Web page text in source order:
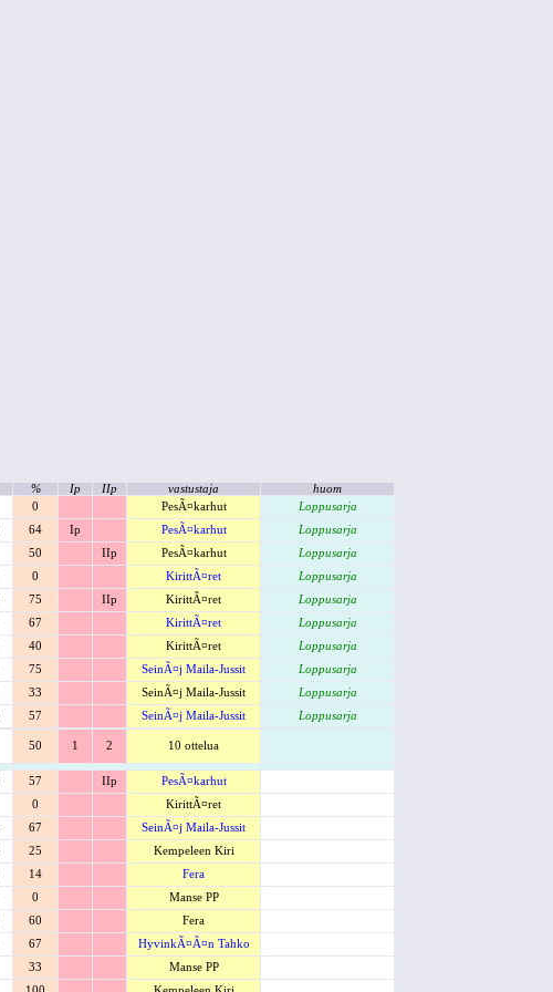
% Ip IIp vastustaja
huom
0 PesÃ¤karhut
Loppusarja
64 Ip PesÃ¤karhut
Loppusarja
50 IIp PesÃ¤karhut
Loppusarja
0 KirittÃ¤ret
Loppusarja
75 IIp KirittÃ¤ret
Loppusarja
67 KirittÃ¤ret
Loppusarja
40 KirittÃ¤ret
Loppusarja
75 SeinÃ¤j Maila-Jussit
Loppusarja
33 SeinÃ¤j Maila-Jussit
Loppusarja
57 SeinÃ¤j Maila-Jussit Loppusarja
50 1 2 10 ottelua
57 IIp
PesÃ¤karhut
0
KirittÃ¤ret
67
SeinÃ¤j Maila-Jussit
25
Kempeleen Kiri
14
Fera
0
Manse PP
60
Fera
67
HyvinkÃ¤Ã¤n Tahko
33
Manse PP